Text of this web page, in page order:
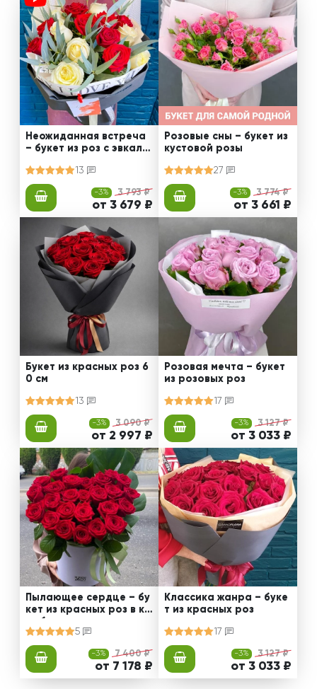
Неожиданная встреча
– букет из роз с эвкали
13
-3% 3 793 ₽
от 3 679 ₽
Розовые сны – букет из
кустовой розы
27
-3% 3 774 ₽
от 3 661 ₽
Букет из красных роз 6
0 см
13
-3% 3 090 ₽
от 2 997 ₽
Розовая мечта – букет
из розовых роз
17
-3% 3 127 ₽
от 3 033 ₽
Пылающее сердце – бу
кет из красных роз в ко
робке
5
-3% 7 400 ₽
от 7 178 ₽
Классика жанра – буке
т из красных роз
17
-3% 3 127 ₽
от 3 033 ₽